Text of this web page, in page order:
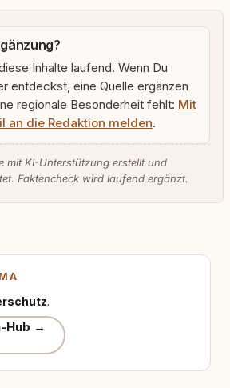
Inhalte laufend. Wenn Du
entdeckst, eine Quelle ergänzen
regionale Besonderheit fehlt: Mit
an die Redaktion melden.
mit KI-Unterstützung erstellt und
Faktencheck wird laufend ergänzt.
.
Hub →